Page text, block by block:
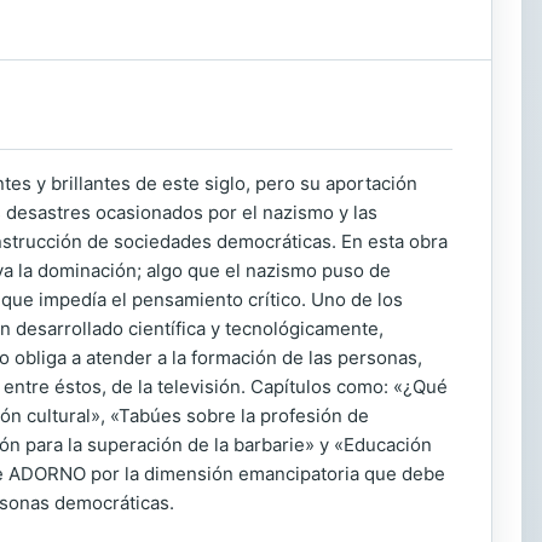
y brillantes de este siglo, pero su aportación
ocasionados por el nazismo y las
de sociedades democráticas. En esta obra
la dominación; algo que el nazismo puso de
impedía el pensamiento crítico. Uno de los
desarrollado científica y tecnológicamente,
a atender a la formación de las personas,
éstos, de la televisión. Capítulos como: «¿Qué
cultural», «Tabúes sobre la profesión de
para la superación de la barbarie» y «Educación
por la dimensión emancipatoria que debe
democráticas.